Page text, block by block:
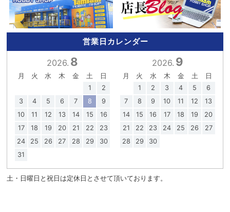
営業日カレンダー
2026. 8
月 火 水 木 金 土
日
1
2
3
4 5 6 7 8
9
10
11 12 13 14 15
16
17
18 19 20 21 22
23
24
25 26 27 28 29
30
31
2026. 9
月 火 水 木 金 土
日
1
2 3 4 5
6
7
8 9 10 11 12
13
14
15 16 17 18 19
20
21
22 23 24 25 26
27
28
29 30
土・日曜日と祝日は定休日とさせて頂いております。